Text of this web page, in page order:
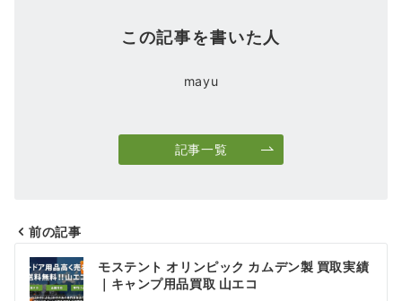
この記事を書いた人
mayu
記事一覧
投
稿
前の記事
モステント オリンピック カムデン製 買取実績
｜キャンプ用品買取 山エコ